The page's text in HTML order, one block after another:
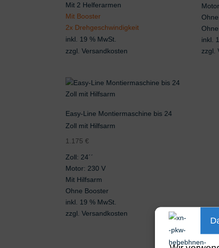
Mit 2 Helferarmen
Mit Booster
2x Drehgeschwindigkeit
inkl. 19 % MwSt.
zzgl.Versandkosten
inkl.
zzgl.
Easy-Line Montiermaschine bis 24
Zoll mit Hilfsarm
1.175€
Zoll: 24´´
Motor: 230 V
Mit Hilfsarm
Ohne Booster
inkl. 19 % MwSt.
zzgl.Versandkosten